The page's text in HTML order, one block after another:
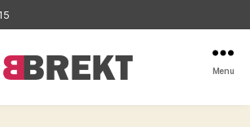
Menu